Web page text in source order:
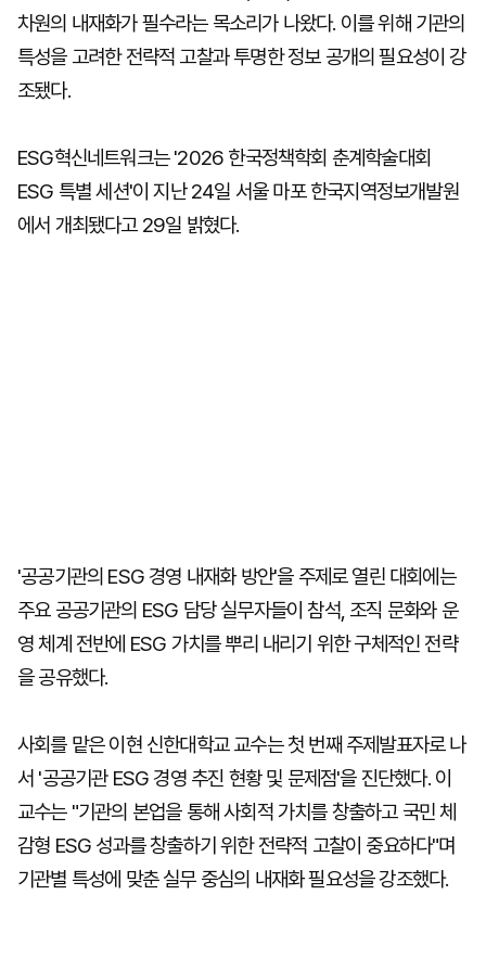
차원의 내재화가 필수라는 목소리가 나왔다. 이를 위해 기관의
특성을 고려한 전략적 고찰과 투명한 정보 공개의 필요성이 강
조됐다.
ESG혁신네트워크는 '2026 한국정책학회 춘계학술대회
ESG 특별 세션'이 지난 24일 서울 마포 한국지역정보개발원
에서 개최됐다고 29일 밝혔다.
'공공기관의 ESG 경영 내재화 방안'을 주제로 열린 대회에는
주요 공공기관의 ESG 담당 실무자들이 참석, 조직 문화와 운
영 체계 전반에 ESG 가치를 뿌리 내리기 위한 구체적인 전략
을 공유했다.
사회를 맡은 이현 신한대학교 교수는 첫 번째 주제발표자로 나
서 '공공기관 ESG 경영 추진 현황 및 문제점'을 진단했다. 이
교수는 "기관의 본업을 통해 사회적 가치를 창출하고 국민 체
감형 ESG 성과를 창출하기 위한 전략적 고찰이 중요하다"며
기관별 특성에 맞춘 실무 중심의 내재화 필요성을 강조했다.